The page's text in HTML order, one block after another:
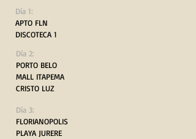
Día 1:
APTO FLN
DISCOTECA 1
Día 2:
PORTO BELO
MALL ITAPEMA
CRISTO LUZ
Día 3:
FLORIANOPOLIS
PLAYA JURERE